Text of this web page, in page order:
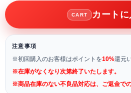
CART カート
注意事項
※初回購入のお客様はポイントを10%還元
※在庫がなくなり次第終了いたします。
※商品在庫のない不良品対応は、ご返金での